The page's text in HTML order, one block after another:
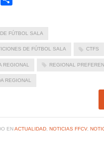
FÚTBOL SALA
DE FÚTBOL SALA CTFS
REGIONAL REGIONAL
REGIONAL
EN ACTUALIDAD, NOTICIAS FFCV,